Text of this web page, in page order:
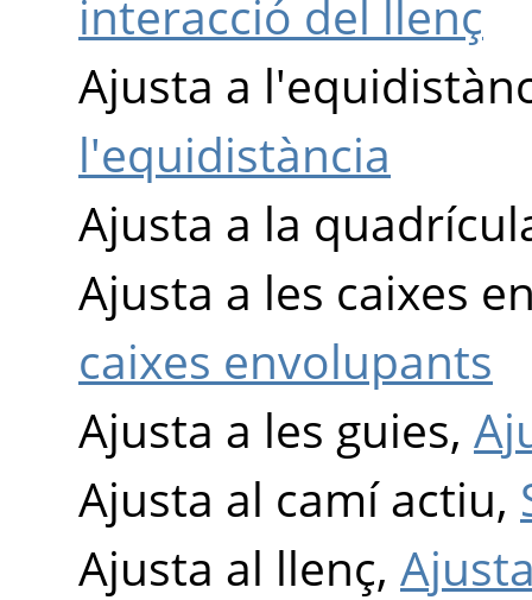
interacció del llenç
Ajusta a
l'equidistància
Ajusta a la
Ajusta a les caixes
caixes envolupants
Ajusta a les guies,
Ajusta al camí actiu,
Ajusta al llenç,